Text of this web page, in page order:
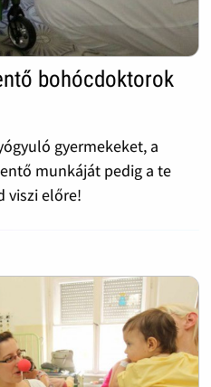
bohócdoktorok
gyermekeket, a
munkáját pedig a te
viszi előre!